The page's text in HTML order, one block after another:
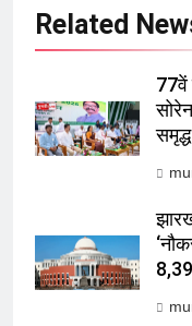
Related
77वें